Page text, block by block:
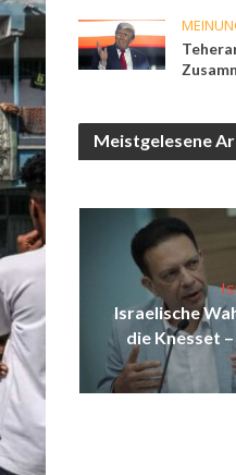
Meistgelesene
ist
Israelische
die Knesset